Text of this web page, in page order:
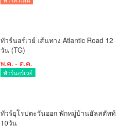
ทัวร์นอร์เวย์ เส้นทาง Atlantic Road 12
วัน (TG)
พ.ค. - ต.ค.
ทัวร์นอร์เวย์
ทัวร์ยุโรปตะวันออก พักหมู่บ้านฮัลสตัทท์
10วัน